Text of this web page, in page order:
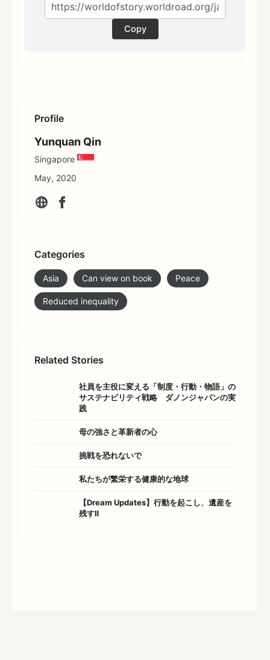
Profile
Yunquan Qin
Singapore
May, 2020
Categories
Asia Can view on book Peace
Reduced inequality
Related Stories
社員を主役に変える「制度・行動・物語」の
サステナビリティ戦略 ダノンジャパンの実
践
母の強さと革新者の心
挑戦を恐れないで
私たちが繁栄する健康的な地球
【Dream Updates】行動を起こし、遺産を
残すⅡ
Copy